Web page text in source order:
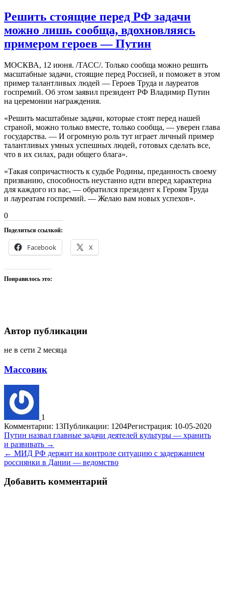
Решить стоящие перед РФ задачи
можно лишь сообща, вдохновляясь
примером героев — Путин
МОСКВА, 12 июня. /ТАСС/. Только сообща можно решить
масштабные задачи, стоящие перед Россией, и поможет в этом
пример талантливых людей — Героев Труда и лауреатов
госпремий. Об этом заявил президент РФ Владимир Путин
на церемонии награждения.
«Решить масштабные задачи, которые стоят перед нашей
страной, можно только вместе, только сообща, — уверен глава
государства. — И огромную роль тут играет личный пример
талантливых умных успешных людей, готовых сделать все,
что в их силах, ради общего блага».
«Такая сопричастность к судьбе Родины, преданность своему
призванию, способность неустанно идти вперед характерна
для каждого из вас, — обратился президент к Героям Труда
и лауреатам госпремий. — Желаю вам новых успехов».
0
Поделиться ссылкой:
Facebook X
Понравилось это:
Автор публикации
не в сети 2 месяца
Массовик
1
Комментарии: 13Публикации: 1204Регистрация: 10-05-2020
Навигация
по
записям
Путин назвал главные задачи деятелей культуры — хранить
и развивать →
← МИД РФ держит на контроле ситуацию с задержанием
россиянки в Дании — ведомство
Добавить комментарий